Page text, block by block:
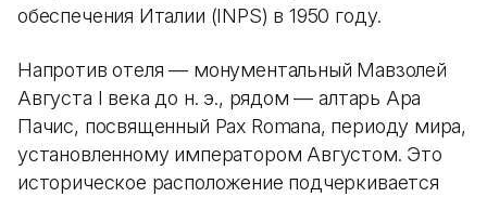
обеспечения Италии (INPS) в 1950 году.
Напротив отеля — монументальный Мавзолей
Августа I века до н. э., рядом — алтарь Ара
Пачис, посвященный Pax Romana, периоду мира,
установленному императором Августом. Это
историческое расположение подчеркивается